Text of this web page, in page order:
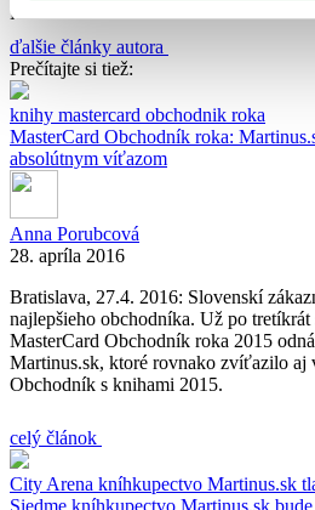
Martin Štrba
ďalšie články autora
Prečítajte si tiež:
knihy mastercard obchodnik roka
MasterCard Obchodník roka:
absolútnym víťazom
Anna Porubcová
28. apríla 2016
Bratislava, 27.4. 2016: Slovenskí
najlepšieho obchodníka. Už po
MasterCard Obchodník roka 2015
Martinus.sk, ktoré rovnako zvíťazilo aj
Obchodník s knihami 2015.
celý článok
City Arena kníhkupectvo Martinus.sk
Siedme kníhkupectvo Martinus.sk